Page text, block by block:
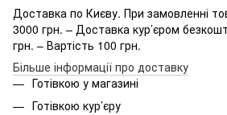
Доставка по Києву. При замовленні
3000 грн. – Доставка кур’єром
грн. – Вартість 100 грн.
Більше інформації про доставку
Готівкою у магазині
Готівкою кур’єру